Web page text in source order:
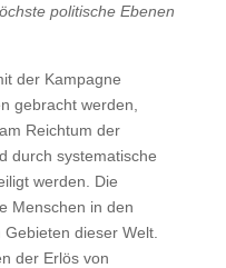
politische Ebenen
der Kampagne
gebracht werden,
Reichtum der
durch systematische
werden. Die
Menschen in den
dieser Welt.
der Erlös von